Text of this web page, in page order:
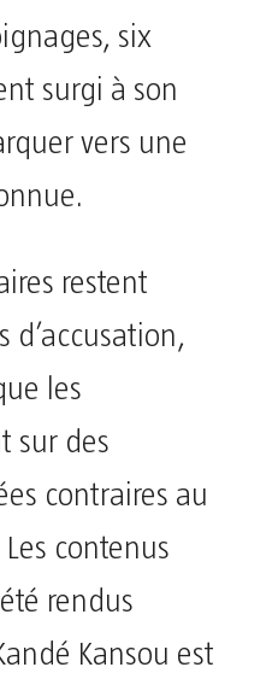
six
surgi à son
vers une
restent
d’accusation,
les
sur des
contraires au
contenus
rendus
Kansou est